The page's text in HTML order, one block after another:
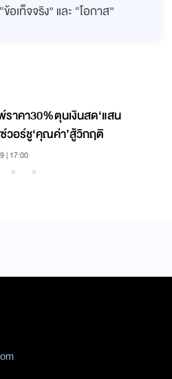
เท็จจริง” และ “โอกาส”
าคา30%ตุนเงินสด‘แสน
วอร์ชู‘คุณค่า’สู้วิกฤติ
| 17:00